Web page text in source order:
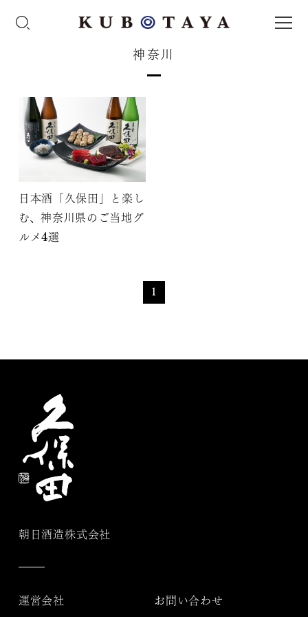
神奈川
日本酒「久保田」と楽し
む、神奈川県のご当地グ
ルメ4選
1
朝日酒造株式会社
運営会社 お問い合わせ